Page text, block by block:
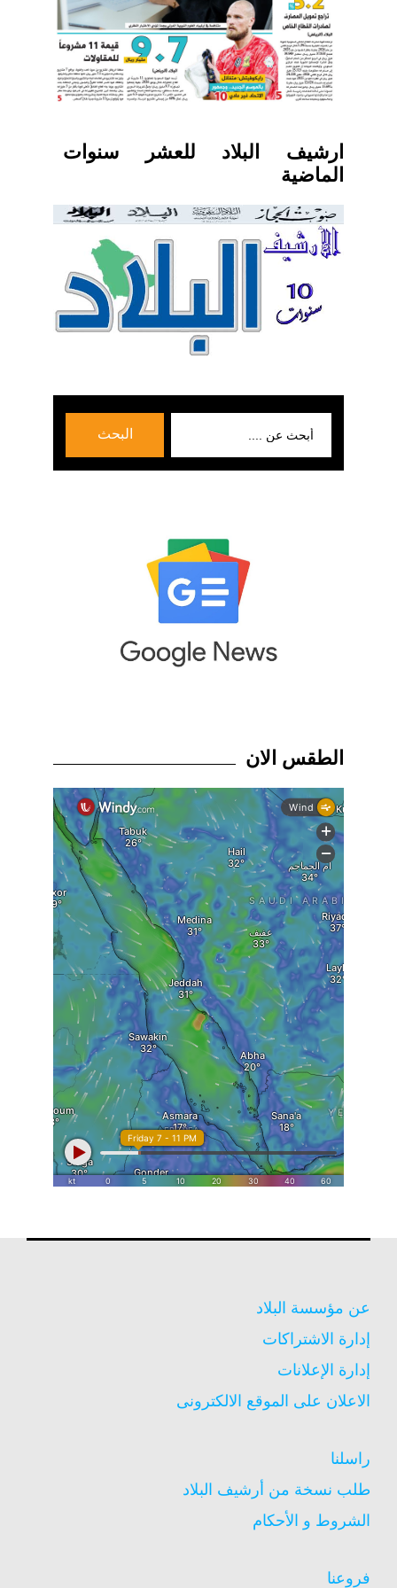
ارشيف البلاد للعشر سنوات
الماضية
البحث
الطقس الان
عن مؤسسة البلاد
إدارة الاشتراكات
إدارة الإعلانات
الاعلان على الموقع الالكترونى
راسلنا
طلب نسخة من أرشيف البلاد
الشروط و الأحكام
فروعنا